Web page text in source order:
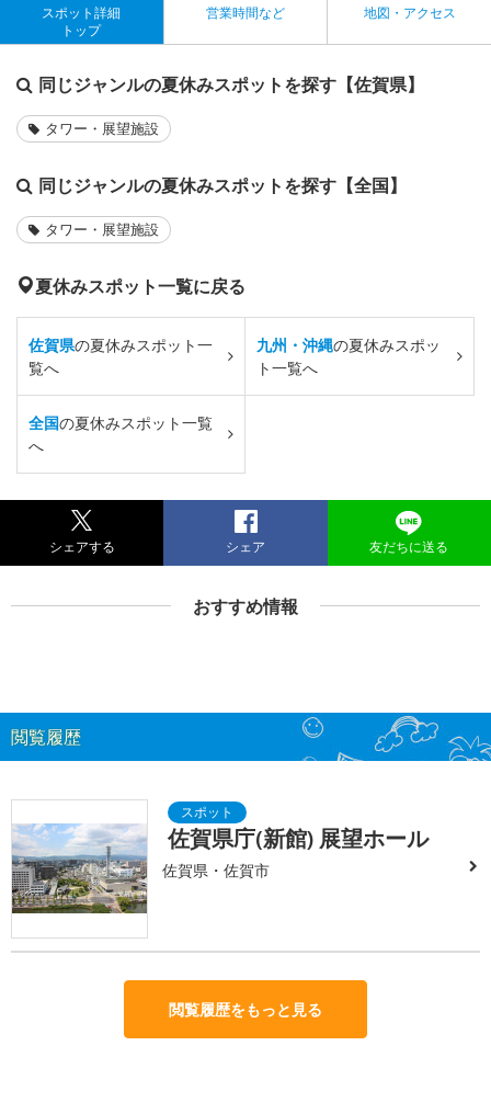
スポット詳細
トップ
営業時間など 地図・アクセス
同じジャンルの夏休みスポットを探す【佐賀県】
タワー・展望施設
同じジャンルの夏休みスポットを探す【全国】
タワー・展望施設
夏休みスポット一覧に戻る
佐賀県の夏休みスポット一
覧へ
九州・沖縄の夏休みスポッ
ト一覧へ
全国の夏休みスポット一覧
へ
シェアする シェア 友だちに送る
おすすめ情報
閲覧履歴
佐賀県庁(新館) 展望ホール
佐賀県・佐賀市
閲覧履歴をもっと見る